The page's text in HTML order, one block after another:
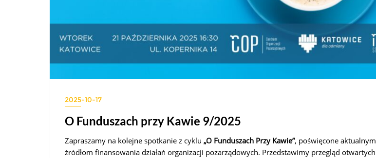
2025-10-17
O Funduszach przy Kawie 9/2025
Zapraszamy na kolejne spotkanie z cyklu „O Funduszach Przy Kawie”, poświęcone aktualnym
źródłom finansowania działań organizacji pozarządowych. Przedstawimy przegląd otwartych